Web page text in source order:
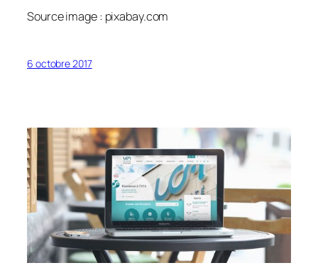
Source image : pixabay.com
6 octobre 2017